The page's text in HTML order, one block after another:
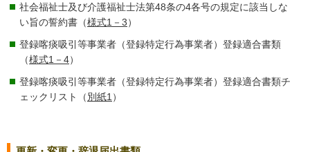
社会福祉士及び介護福祉士法第48条の4各号の規定に該当しな
い旨の誓約書（様式1－3）
登録喀痰吸引等事業者（登録特定行為事業者）登録適合書類
（様式1－4）
登録喀痰吸引等事業者（登録特定行為事業者）登録適合書類チ
ェックリスト（別紙1 ）